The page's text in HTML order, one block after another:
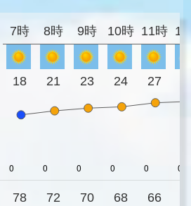
7時 8時 9時 10時 11時
18 21 23 24 27
78 72 70 68 66